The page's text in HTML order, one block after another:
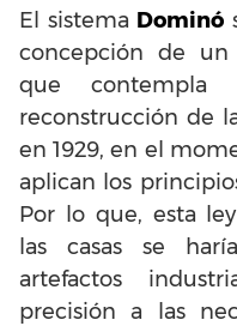
El sistema Dominó
concepción de un
que
reconstrucción de
en 1929, en el
aplican los
Por lo que, esta
las casas se
artefactos
precisión a las